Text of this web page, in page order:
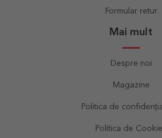
Formular retur
Mai mult
Despre noi
Magazine
Politica de
Politica de